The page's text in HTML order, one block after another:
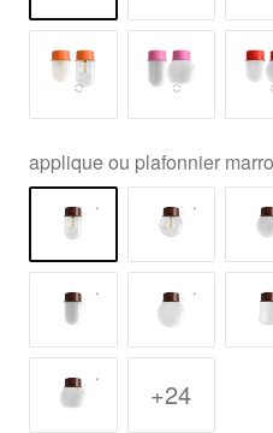
applique ou plafonnier
+24